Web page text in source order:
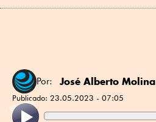
Por: José Alberto Molina
Publicado: 23.05.2023 - 07:05